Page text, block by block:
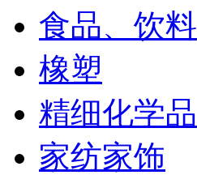
食品、饮料
橡塑
精细化学品
家纺家饰